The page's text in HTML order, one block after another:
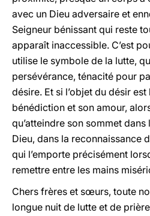
avec un Dieu adversaire et
Seigneur bénissant qui reste
apparaît inaccessible. C’est
utilise le symbole de la lutte,
persévérance, ténacité pour
désire. Et si l’objet du désir
bénédiction et son amour,
qu’atteindre son sommet
Dieu, dans la reconnaissance
qui l’emporte précisément
remettre entre les mains
Chers frères et sœurs, toute
longue nuit de lutte et de